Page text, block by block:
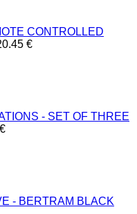
CONTROLLED
€
- SET OF THREE
€
- BERTRAM BLACK